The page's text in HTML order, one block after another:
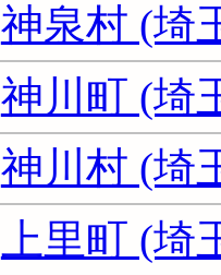
神泉村 (埼
神川町 (埼
神川村 (埼
上里町 (埼